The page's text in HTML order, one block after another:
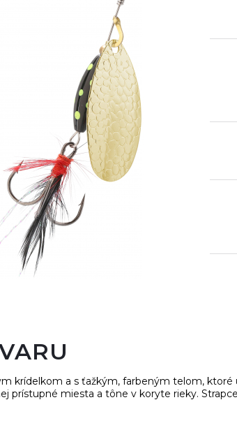
krídelkom a s ťažkým, farbeným telom, ktoré
prístupné miesta a tône v koryte rieky.